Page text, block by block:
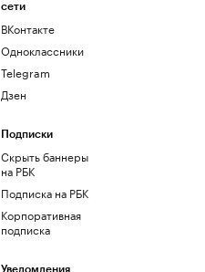
сети
ВКонтакте
Одноклассники
Telegram
Дзен
Подписки
Скрыть баннеры
на РБК
Подписка на РБК
Корпоративная
подписка
Уведомления